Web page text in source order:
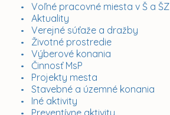
Voľné pracovné miesta v Š a ŠZ
Aktuality
Verejné súťaže a dražby
Životné prostredie
Výberové konania
Činnosť MsP
Projekty mesta
Stavebné a územné konania
Iné aktivity